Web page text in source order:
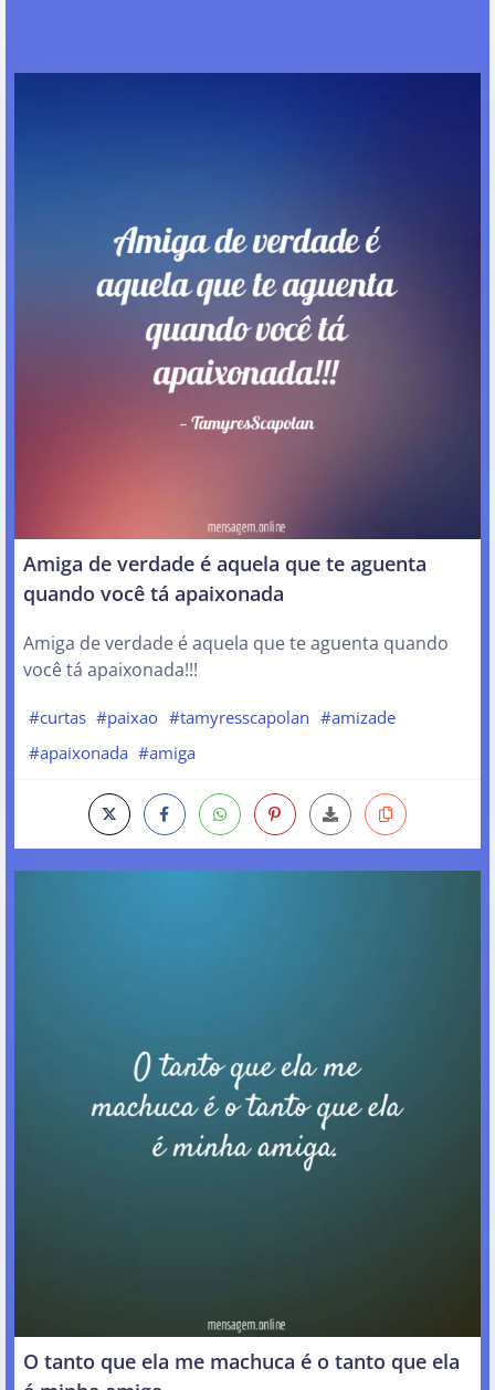
Amiga de verdade é aquela que te aguenta
quando você tá apaixonada
Amiga de verdade é aquela que te aguenta quando
você tá apaixonada!!!
#curtas #paixao #tamyresscapolan #amizade
#apaixonada #amiga
O tanto que ela me machuca é o tanto que ela